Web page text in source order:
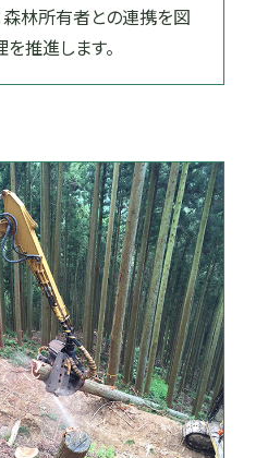
森林所有者との連携を図
推進します。